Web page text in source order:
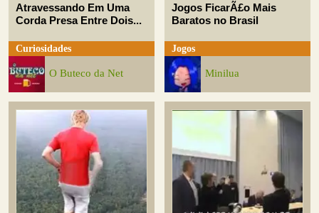
Atravessando Em Uma
Corda Presa Entre Dois...
Curiosidades
O Buteco da Net
Jogos FicarÃ£o Mais
Baratos no Brasil
Jogos
Minilua